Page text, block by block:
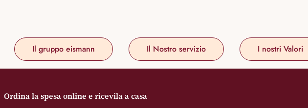
Il gruppo eismann Il Nostro servizio I nostri Valori
Ordina la spesa online e ricevila a casa